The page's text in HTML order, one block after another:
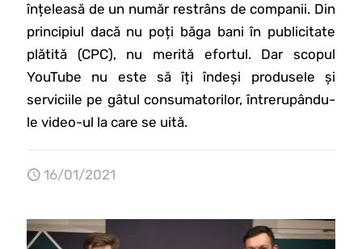
înțeleasă de un număr restrâns de companii. Din
principiul dacă nu poți băga bani în publicitate
plătită (CPC), nu merită efortul. Dar scopul
YouTube nu este să îți îndeși produsele și
serviciile pe gâtul consumatorilor, întrerupându-
le video-ul la care se uită.
16/01/2021